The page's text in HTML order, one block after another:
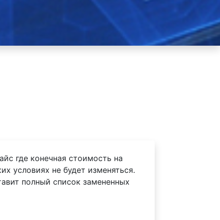
где конечная стоимость на
условиях не будет изменяться.
полный список замененных